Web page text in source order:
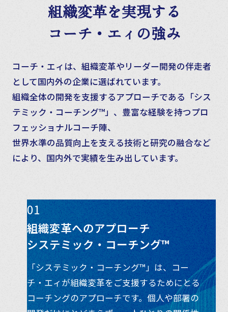
組織変革を実現する
コーチ・エィの強み
コーチ・エィは、組織変革やリーダー開発の伴走者
として国内外の企業に選ばれています。
組織全体の開発を支援するアプローチである「シス
テミック・コーチング™」、豊富な経験を持つプロ
フェッショナルコーチ陣、
世界水準の品質向上を支える技術と研究の融合など
により、国内外で実績を生み出しています。
01
組織変革へのアプローチ
システミック・コーチング™
「システミック・コーチング™」は、コー
チ・エィが組織変革をご支援するためにとる
コーチングのアプローチです。個人や部署の